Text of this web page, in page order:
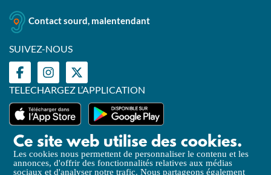
Ce site web utilise des cookies.
Les cookies nous permettent de personnaliser le contenu et les
annonces, d'offrir des fonctionnalités relatives aux médias
sociaux et d'analyser notre trafic. Nous partageons également
Contact sourd, malentendant
SUIVEZ-NOUS
TELECHARGEZ L’APPLICATION
Mentions légales